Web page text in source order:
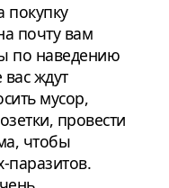
покупку
почту вам
по наведению
ждут
мусор,
провести
чтобы
паразитов.